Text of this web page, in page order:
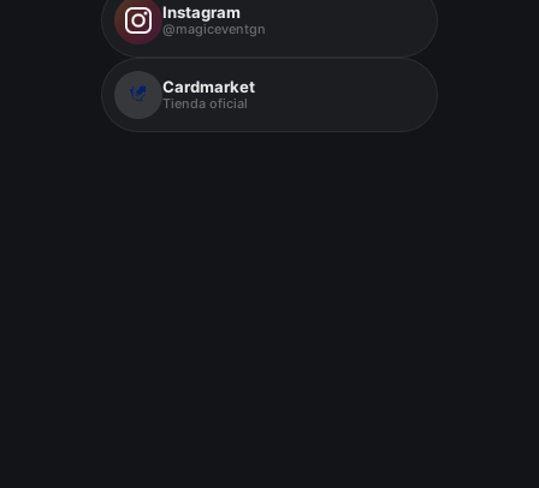
Instagram
@magiceventgn
Cardmarket
Tienda oficial